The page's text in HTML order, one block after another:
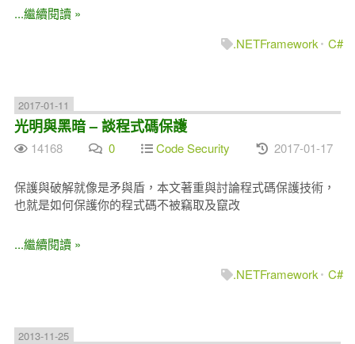
...繼續閱讀 »
.NETFramework
C#
2017-01-11
光明與黑暗 – 談程式碼保護
14168 0 Code Security 2017-01-17
保護與破解就像是矛與盾，本文著重與討論程式碼保護技術，
也就是如何保護你的程式碼不被竊取及竄改
...繼續閱讀 »
.NETFramework
C#
2013-11-25